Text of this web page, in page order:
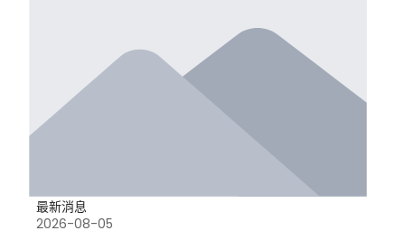
最新消息
2026-08-05